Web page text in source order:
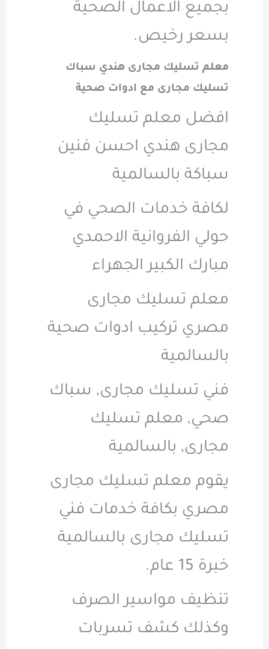
بجميع الاعمال الصحية
بسعر رخيص.
معلم تسليك مجارى هندي سباك
تسليك مجارى مع ادوات صحية
افضل معلم تسليك
مجارى هندي احسن فنين
سباكة بالسالمية
لكافة خدمات الصحي في
حولي الفروانية الاحمدي
مبارك الكبير الجهراء
معلم تسليك مجارى
مصري تركيب ادوات صحية
بالسالمية
فني تسليك مجارى, سباك
صحي, معلم تسليك
مجارى, بالسالمية
يقوم معلم تسليك مجارى
مصري بكافة خدمات فني
تسليك مجارى بالسالمية
خبرة 15 عام.
تنظيف مواسير الصرف
وكذلك كشف تسربات